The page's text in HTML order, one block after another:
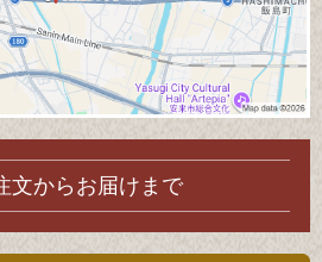
文からお届けまで